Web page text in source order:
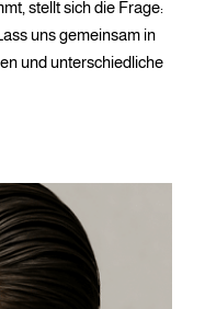
stellt sich die Frage:
uns gemeinsam in
und unterschiedliche